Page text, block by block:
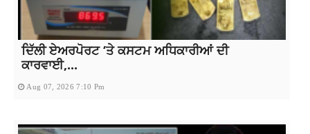
ਦਿੱਲੀ ਏਅਰਪੋਰਟ ‘ਤੇ ਕਸਟਮ ਅਧਿਕਾਰੀਆਂ ਦੀ
ਕਾਰਵਾਈ,...
Aug 07, 2026 7:10 Pm